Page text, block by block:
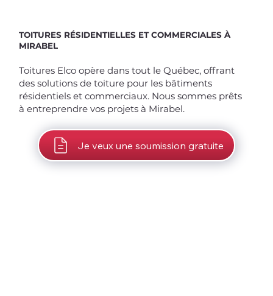
TOITURES RÉSIDENTIELLES ET COMMERCIALES À
MIRABEL
Toitures Elco opère dans tout le Québec, offrant
des solutions de toiture pour les bâtiments
résidentiels et commerciaux. Nous sommes prêts
à entreprendre vos projets à Mirabel.
Je veux une soumission gratuite